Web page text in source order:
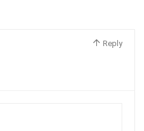
Reply